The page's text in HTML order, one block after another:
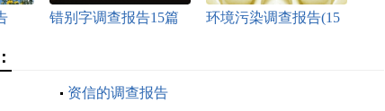
错别字调查报告15篇
环境污染调查报告(15
资信的调查报告